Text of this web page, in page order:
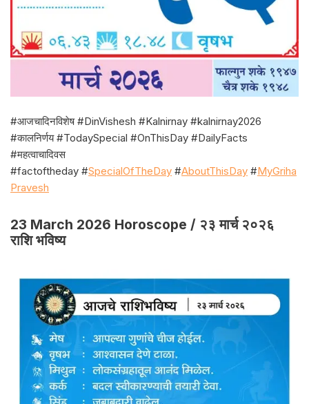
#आजचादिनविशेष #DinVishesh #Kalnirnay #kalnirnay2026
#कालनिर्णय #TodaySpecial #OnThisDay #DailyFacts
#महत्वाचादिवस
#factoftheday #SpecialOfTheDay #AboutThisDay #MyGriha
Pravesh
23 March 2026 Horoscope / २३ मार्च २०२६
राशि भविष्य